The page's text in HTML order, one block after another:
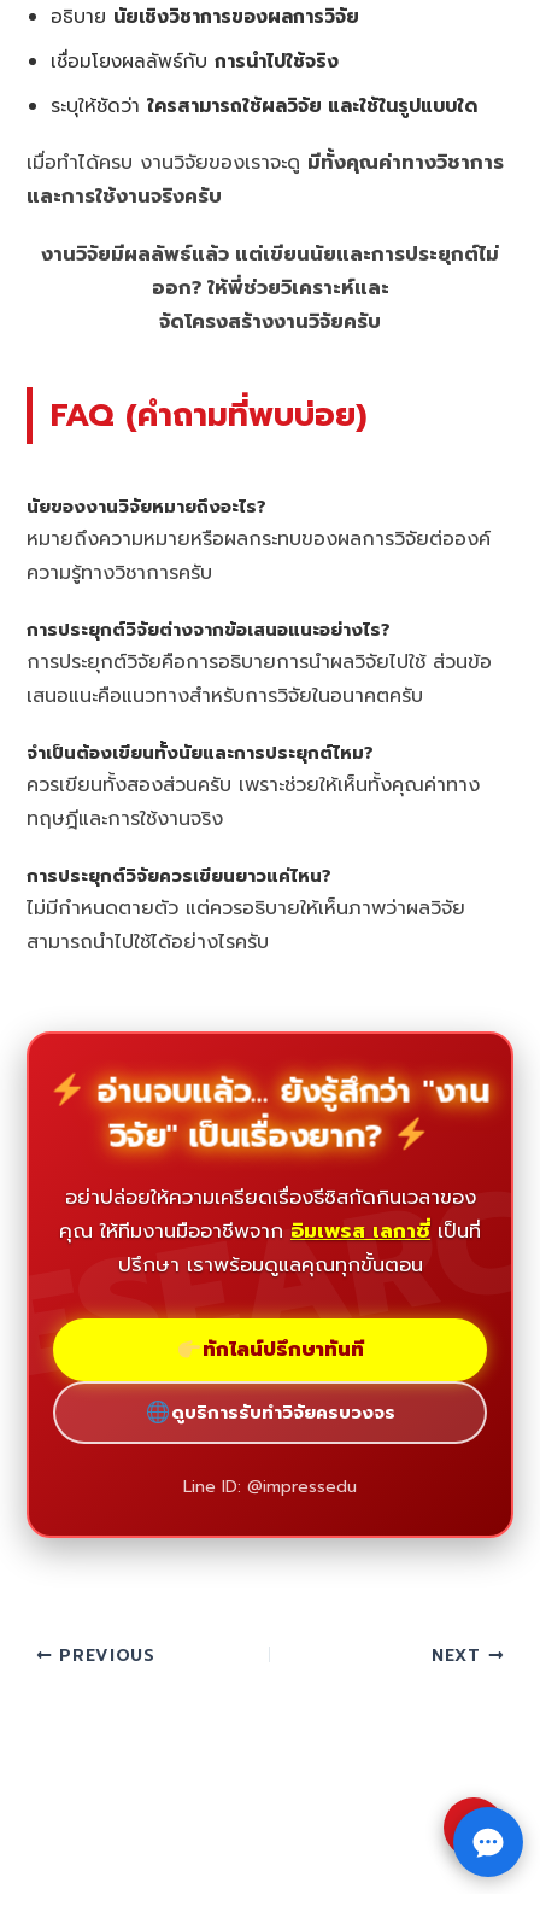
อธิบาย นัยเชิงวิชาการของผลการวิจัย
เชื่อมโยงผลลัพธ์กับการนำไปใช้จริง
ระบุให้ชัดว่าใครสามารถใช้ผลวิจัย และใช้ในรูปแบบใด
เมื่อทำได้ครบ งานวิจัยของเราจะดู มีทั้งคุณค่าทางวิชาการ
และการใช้งานจริงครับ
งานวิจัยมีผลลัพธ์แล้ว แต่เขียนนัยและการประยุกต์ไม่
ออก? ให้พี่ช่วยวิเคราะห์และ
จัดโครงสร้างงานวิจัยครับ
FAQ (คำถามที่พบบ่อย)
นัยของงานวิจัยหมายถึงอะไร?
หมายถึงความหมายหรือผลกระทบของผลการวิจัยต่อองค์
ความรู้ทางวิชาการครับ
การประยุกต์วิจัยต่างจากข้อเสนอแนะอย่างไร?
การประยุกต์วิจัยคือการอธิบายการนำผลวิจัยไปใช้ ส่วนข้อ
เสนอแนะคือแนวทางสำหรับการวิจัยในอนาคตครับ
จำเป็นต้องเขียนทั้งนัยและการประยุกต์ไหม?
ควรเขียนทั้งสองส่วนครับ เพราะช่วยให้เห็นทั้งคุณค่าทาง
ทฤษฎีและการใช้งานจริง
การประยุกต์วิจัยควรเขียนยาวแค่ไหน?
ไม่มีกำหนดตายตัว แต่ควรอธิบายให้เห็นภาพว่าผลวิจัย
สามารถนำไปใช้ได้อย่างไรครับ
อ่านจบแล้ว... ยังรู้สึกว่า "งาน
วิจัย" เป็นเรื่องยาก?
อย่าปล่อยให้ความเครียดเรื่องธีซิสกัดกินเวลาของ
คุณ ให้ทีมงานมืออาชีพจาก อิมเพรส เลกาซี่ เป็นที่
ปรึกษา เราพร้อมดูแลคุณทุกขั้นตอน
ทักไลน์ปรึกษาทันที
ดูบริการรับทำวิจัยครบวงจร
Line ID: @impressedu
PREVIOUS NEXT
⇧